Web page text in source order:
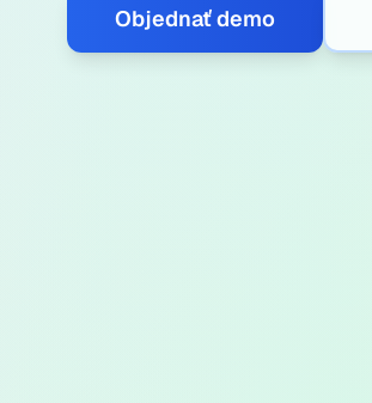
Objednať demo